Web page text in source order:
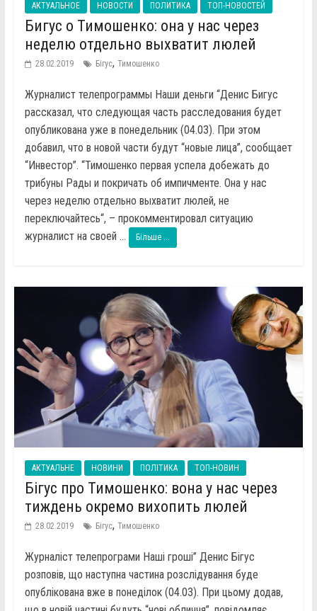
АКТУАЛЬНОЕ НОВОСТИ ПОЛИТИКА ТОП-НОВОСТЕЙ
Бигус о Тимошенко: она у нас через
неделю отдельно выхватит люлей
28.02.2019 Бігус, Тимошенко
Журналист телепрограммы Наши деньги “Денис Бигус
рассказал, что следующая часть расследования будет
опубликована уже в понедельник (04.03). При этом
добавил, что в новой части будут “новые лица”, сообщает
“Инвестор”. “Тимошенко первая успела добежать до
трибуны Рады и покричать об импичменте. Она у нас
через неделю отдельно выхватит люлей, не
переключайтесь“, – прокомментировал ситуацию
журналист на своей ...
Більше ...
АКТУАЛЬНЕ НОВИНИ ПОЛІТИКА ТОП-НОВИН
Бігус про Тимошенко: вона у нас через
тиждень окремо вихопить люлей
28.02.2019 Бігус, Тимошенко
Журналіст телепрограми Наші гроші” Денис Бігус
розповів, що наступна частина розслідування буде
опублікована вже в понеділок (04.03). При цьому додав,